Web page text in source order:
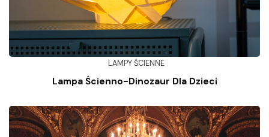
LAMPY ŚCIENNE
Lampa Ścienno-Dinozaur Dla Dzieci